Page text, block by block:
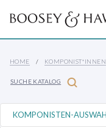
HOME KOMPONIST*INNEN
SUCHE KATALOG